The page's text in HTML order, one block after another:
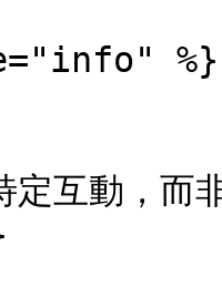
%}
定互動，而